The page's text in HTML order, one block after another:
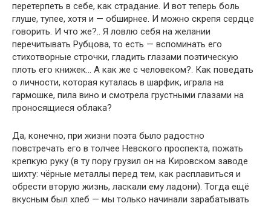
перетерпеть в себе, как страдание. И вот теперь боль
глуше, тупее, хотя и — обширнее. И можно скрепя сердце
говорить. И что же?.. Я ловлю себя на желании
перечитывать Рубцова, то есть — вспоминать его
стихотворные строчки, гладить глазами поэтическую
плоть его книжек… А как же с человеком?. Как поведать
о личности, которая куталась в шарфик, играла на
гармошке, пила вино и смотрела грустными глазами на
проносящиеся облака?
Да, конечно, при жизни поэта было радостно
повстречать его в толчее Невского проспекта, пожать
крепкую руку (в ту пору грузил он на Кировском заводе
шихту: чёрные металлы перед тем, как расплавиться и
обрести вторую жизнь, ласкали ему ладони). Тогда ещё
вкусным был хлеб — мы только начинали зарабатывать